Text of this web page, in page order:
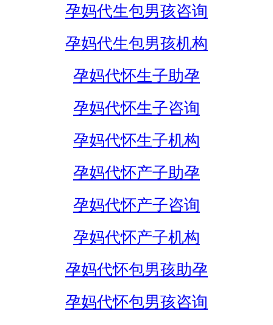
孕妈代生包男孩咨询
孕妈代生包男孩机构
孕妈代怀生子助孕
孕妈代怀生子咨询
孕妈代怀生子机构
孕妈代怀产子助孕
孕妈代怀产子咨询
孕妈代怀产子机构
孕妈代怀包男孩助孕
孕妈代怀包男孩咨询